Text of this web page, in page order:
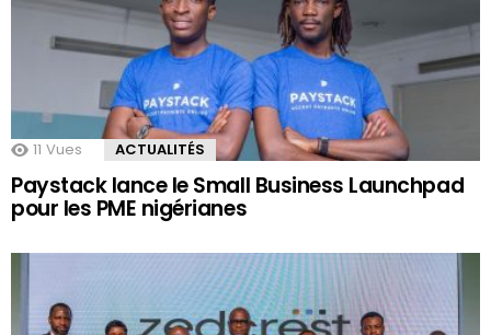
11 Vues ACTUALITÉS
Paystack lance le Small Business Launchpad
pour les PME nigérianes